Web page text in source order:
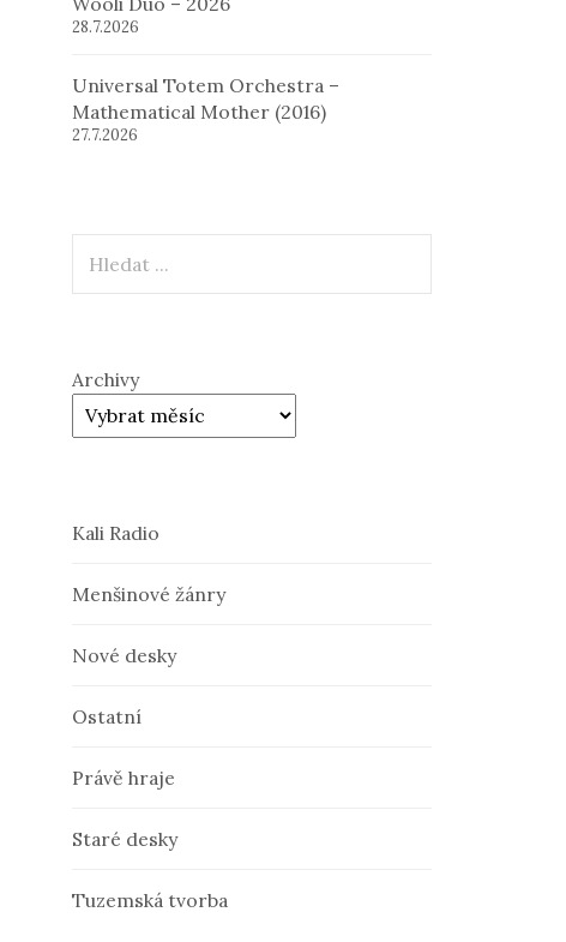
28.7.2026
Universal Totem Orchestra –
Mathematical Mother (2016)
27.7.2026
Archivy
Kali Radio
Menšinové žánry
Nové desky
Ostatní
Právě hraje
Staré desky
Tuzemská tvorba